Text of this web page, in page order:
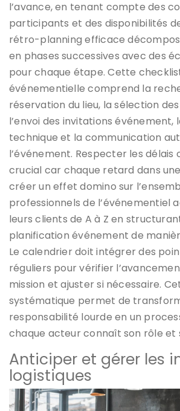
l’avance, en tenant compte des
participants et des disponibilités
rétro-planning efficace
en phases successives avec des
pour chaque étape. Cette
événementielle comprend la
réservation du lieu, la sélection
l’envoi des invitations événement,
technique et la communication
l’événement. Respecter les délais
crucial car chaque retard dans
créer un effet domino sur
professionnels de l’événementiel
leurs clients de A à Z en
planification événement de
Le calendrier doit intégrer des
réguliers pour vérifier
mission et ajuster si nécessaire.
systématique permet de
responsabilité lourde en un
chaque acteur connaît son rôle et
Anticiper et gérer les
logistiques